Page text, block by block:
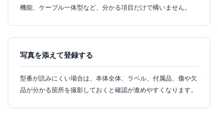
機能、ケーブル一体型など、分かる項目だけで構いません。
写真を添えて登録する
型番が読みにくい場合は、本体全体、ラベル、付属品、傷や欠
品が分かる箇所を撮影しておくと確認が進めやすくなります。